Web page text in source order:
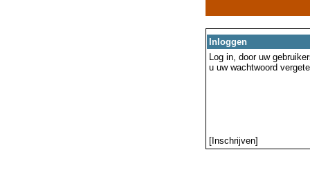
Inloggen
Log in, door uw
u uw wachtwoord
[Inschrijven]